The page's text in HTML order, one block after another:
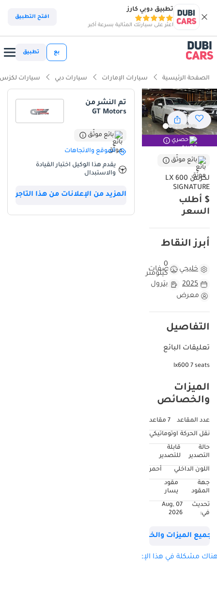
تطبيق دوبي كارز
اعثر على سيارتك المثالية بسرعة أكبر
افتح التطبيق
بع تطبيق
الصفحة الرئيسية سيارات الإمارات سيارات دبي سيارات لكزس
حصري
بائع موثّق
لكزس LX 600
SIGNATURE
$ أطلب
السعر
أبرز النقاط
خليجي مواصفات
0
كيلومتر
2025
بترول
معرض
التفاصيل
تعليقات البائع
lx600 7 seats
الميزات
والخصائص
عدد المقاعد
7 مقاعد
نقل الحركة اوتوماتيكي
حالة
التصدير
قابلة
للتصدير
اللون الداخلي
أحمر
جهة
المقود
مقود
يسار
تحديث
في:
07 Aug,
2026
جميع الميزات والخصائص
مشكلة في هذا الإعلان؟
تم النشر من
GT Motors
بائع موثّق
الموقع والاتجاهات
يقدم هذا الوكيل اختبار القيادة
والاستبدال
المزيد من الإعلانات من هذا التاجر